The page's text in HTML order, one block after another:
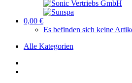
0,00 €
Es befinden sich keine
Alle Kategorien